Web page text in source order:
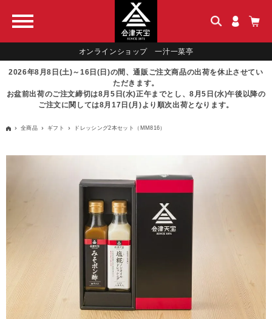
オンラインショップ 一汁一菜亭
2026年8月8日(土)～16日(日)の間、通販ご注文商品の出荷を休止させてい
ただきます。
お盆前出荷のご注文締切は8月5日(水)正午までとし、8月5日(水)午後以降の
ご注文に関しては8月17日(月)より順次出荷となります。
全商品 ギフト ドレッシング2本セット（MM816）